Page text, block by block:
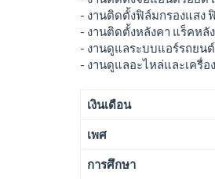
- งานติดตั้งฟิล์มกรองแสง
- งานติดตั้งหลังคา แร็คหลั
- งานดูแลระบบแอร์รถยนต์
- งานดูแลอะไหล่และเครื่อ
เงินเดือน
เพศ
การศึกษา